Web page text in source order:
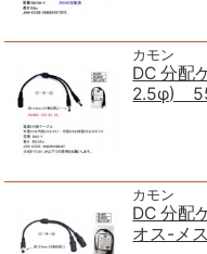
カモン
DC 分配
2.5φ)
カモン
DC 分配
オス-メ